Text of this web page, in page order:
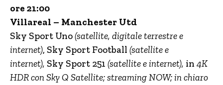
ore 21:00
Villareal – Manchester Utd
Sky Sport Uno(satellite, digitale terrestre e
internet), Sky Sport Football (satellite e
internet), Sky Sport 251 (satellite einternet), in 4K
HDR con Sky Q Satellite; streaming NOW; in chiaro